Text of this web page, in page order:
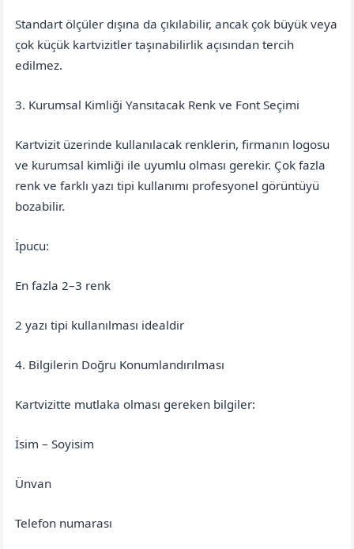
Standart ölçüler dışına da çıkılabilir, ancak çok büyük veya
çok küçük kartvizitler taşınabilirlik açısından tercih
edilmez.
3. Kurumsal Kimliği Yansıtacak Renk ve Font Seçimi
Kartvizit üzerinde kullanılacak renklerin, firmanın logosu
ve kurumsal kimliği ile uyumlu olması gerekir. Çok fazla
renk ve farklı yazı tipi kullanımı profesyonel görüntüyü
bozabilir.
İpucu:
En fazla 2–3 renk
2 yazı tipi kullanılması idealdir
4. Bilgilerin Doğru Konumlandırılması
Kartvizitte mutlaka olması gereken bilgiler:
İsim – Soyisim
Ünvan
Telefon numarası